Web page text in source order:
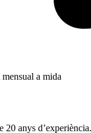
a mida
anys d’experiència.